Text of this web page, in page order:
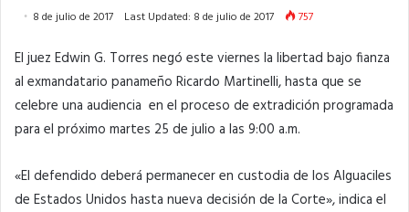
8 de julio de 2017 Last Updated: 8 de julio de 2017 757
El juez Edwin G. Torres negó este viernes la libertad bajo fianza
al exmandatario panameño Ricardo Martinelli, hasta que se
celebre una audiencia en el proceso de extradición programada
para el próximo martes 25 de julio a las 9:00 a.m.
«El defendido deberá permanecer en custodia de los Alguaciles
de Estados Unidos hasta nueva decisión de la Corte», indica el